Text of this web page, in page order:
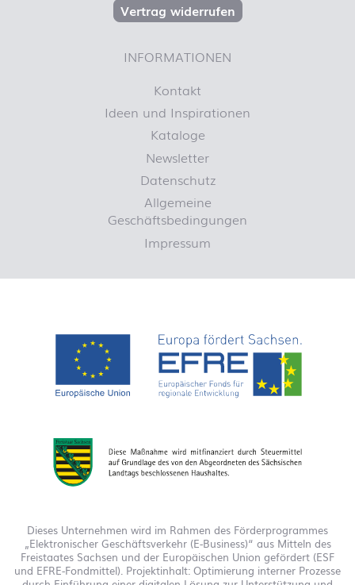
Vertrag widerrufen
INFORMATIONEN
Kontakt
Ideen und Inspirationen
Kataloge
Newsletter
Datenschutz
Allgemeine
Geschäftsbedingungen
Impressum
Dieses Unternehmen wird im Rahmen des Förderprogrammes
„Elektronischer Geschäftsverkehr (E-Business)“ aus Mitteln des
Freistaates Sachsen und der Europäischen Union gefördert (ESF
und EFRE-Fondmittel). Projektinhalt: Optimierung interner Prozesse